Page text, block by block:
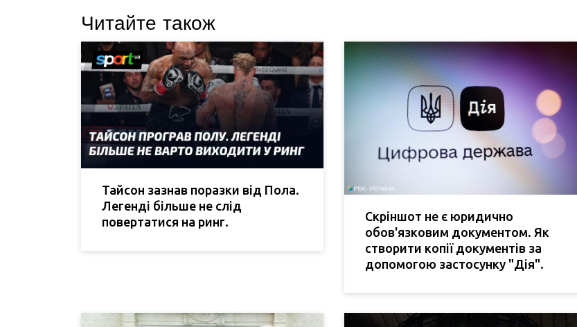
Читайте також
Тайсон зазнав поразки від Пола.
Легенді більше не слід
повертатися на ринг.
Скріншот не є юридично
обов'язковим документом. Як
створити копії документів за
допомогою застосунку "Дія".